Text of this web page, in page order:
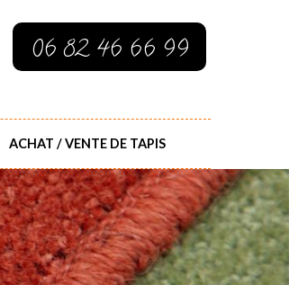
06 82 46 66 99
ACHAT / VENTE DE TAPIS